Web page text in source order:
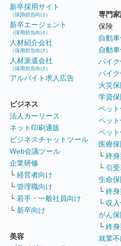
新卒採用サイト
（採用担当向け）
新卒エージェント
（採用担当向け）
人材紹介会社
（採用担当向け）
人材派遣会社
（採用担当向け）
アルバイト求人広告
ビジネス
法人カーリース
ネット印刷通販
ビジネスチャットツール
Web会議ツール
企業研修
└ 経営者向け
└ 管理職向け
└ 若手・一般社員向け
└ 新卒向け
美容
専門
保険
自動
自動
バイ
バイ
火災
学資
ペッ
ペッ
ペッ
医療
└ 終身
└ 引
生命
└ 終身
└ 収
がん
└ 終身
就業